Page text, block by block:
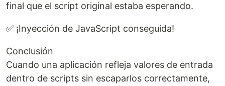
final que el script original estaba esperando.
✅ ¡Inyección de JavaScript conseguida!
Conclusión
Cuando una aplicación refleja valores de entrada
dentro de scripts sin escaparlos correctamente,